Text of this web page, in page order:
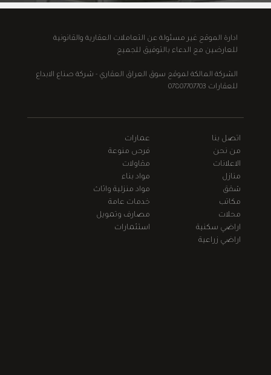
ادارة الموقع غير مسئولة عن التعاملات العقارية والقانونية
للعارضين مع الدعاء بالتوفيق للجميع
الشركة المالكة لموقع سوق العراق العقاري - شركة صناع الابداع
للعقارات 07807707703
اتصل بنا
من نحن
الاعلانات
منازل
شقق
مكاتب
محلات
اراضي سكنية
اراضي زراعية
عمارات
فرص منوعة
مقاولات
مواد بناء
مواد منزلية واثاث
خدمات عامة
مصارف وتمويل
استثمارات